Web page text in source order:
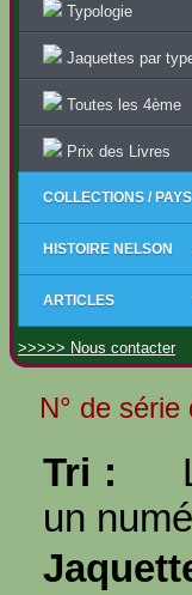
Typologie
Jaquettes par
Toutes les 4ème
Prix des Livres
COLLECTIONS / PAYS
HISTOIRE NELSON
ARTICLES
>>>>> Nous contacter
N° de
Tri :
un